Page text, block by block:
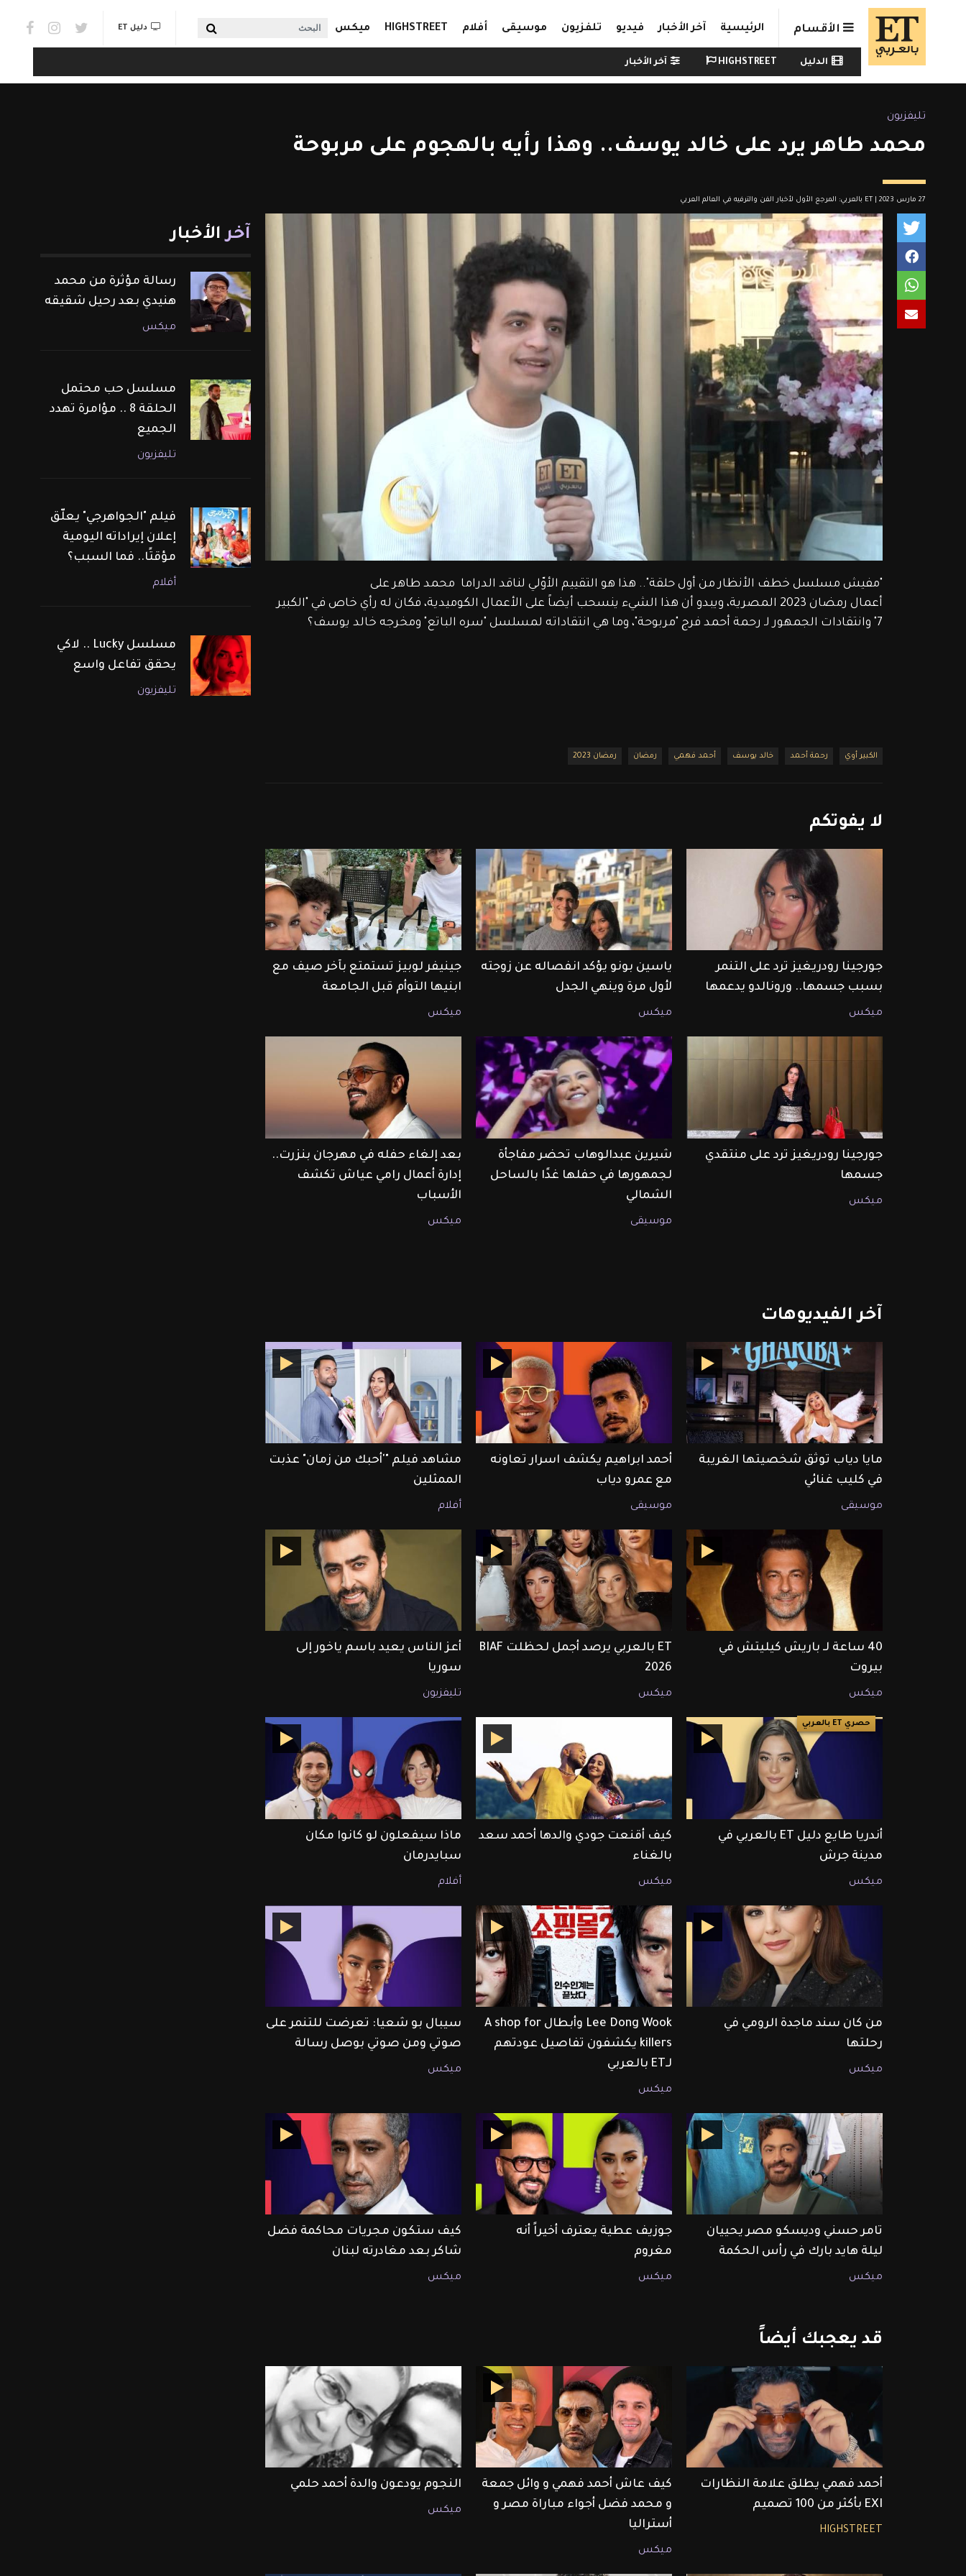
Skip to main content
الأقسام الرئيسية آخر الأخبار فيديو تلفزيون موسيقى أفلام HIGHSTREET ميكس البحث links & Watch
دليل ET
Watch menu
الدليل HIGHSTREET آخر الأخبار
تليفزيون
محمد طاهر يرد على خالد يوسف.. وهذا رأيه بالهجوم على مربوحة
27 مارس 2023 | ET بالعربي: المرجع الأول لأخبار الفن والترفيه في العالم العربي
"مفيش مسلسل خطف الأنظار من أول حلقة".. هذا هو التقييم الأوّلي لناقد الدراما  محمد طاهر على
أعمال رمضان 2023 المصرية، ويبدو أن هذا الشيء ينسحب أيضاً على الأعمال الكوميدية، فكان له رأي خاص في "الكبير
7" وانتقادات الجمهور لـ رحمة أحمد فرج "مربوحة"، وما هي انتقاداته لمسلسل "سره الباتع" ومخرجه خالد يوسف؟
الكبير أوي رحمة أحمد خالد يوسف أحمد فهمي رمضان رمضان 2023
لا يفوتكم
جورجينا رودريغيز ترد على التنمر
بسبب جسمها.. ورونالدو يدعمها
ميكس
ياسين بونو يؤكد انفصاله عن زوجته
لأول مرة وينهي الجدل
ميكس
جينيفر لوبيز تستمتع بآخر صيف مع
ابنيها التوأم قبل الجامعة
ميكس
جورجينا رودريغيز ترد على منتقدي
جسمها
ميكس
شيرين عبدالوهاب تحضر مفاجأة
لجمهورها في حفلها غدًا بالساحل
الشمالي
موسيقى
بعد إلغاء حفله في مهرجان بنزرت..
إدارة أعمال رامي عياش تكشف
الأسباب
ميكس
آخر الفيديوهات
مايا دياب توثق شخصيتها الغريبة
في كليب غنائي
موسيقى
أحمد ابراهيم يكشف اسرار تعاونه
مع عمرو دياب
موسيقى
مشاهد فيلم "'أحبك من زمان" عذبت
الممثلين
أفلام
40 ساعة لـ باريش كيليتش في
بيروت
ميكس
ET بالعربي يرصد أجمل لحظلت BIAF
2026
ميكس
أعز الناس يعيد باسم ياخور إلى
سوريا
تليفزيون
حصري ET بالعربي
أندريا طايع دليل ET بالعربي في
مدينة جرش
ميكس
كيف أقنعت جودي والدها أحمد سعد
بالغناء
ميكس
ماذا سيفعلون لو كانوا مكان
سبايدرمان
أفلام
من كان سند ماجدة الرومي في
رحلتها
ميكس
Lee Dong Wook وأبطال A shop for
killers يكشفون تفاصيل عودتهم
لـET بالعربي
ميكس
سيبال بو شعيا: تعرضت للتنمر على
صوتي ومن صوتي بوصل رسالة
ميكس
تامر حسني وديسكو مصر يحييان
ليلة هايد بارك في رأس الحكمة
ميكس
جوزيف عطية يعترف أخيراً أنه
مغروم
ميكس
كيف ستكون مجريات محاكمة فضل
شاكر بعد مغادرته لبنان
ميكس
قد يعجبك أيضاً
أحمد فهمي يطلق علامة النظارات
EXI بأكثر من 100 تصميم
HIGHSTREET
كيف عاش أحمد فهمي و وائل جمعة
و محمد فضل أجواء مباراة مصر و
أستراليا
ميكس
النجوم يودعون والدة أحمد حلمي
ميكس
آخر الأخبار
رسالة مؤثرة من محمد
هنيدي بعد رحيل شقيقه
ميكس
مسلسل حب محتمل
الحلقة 8 .. مؤامرة تهدد
الجميع
تليفزيون
فيلم "الجواهرجي" يعلّق
إعلان إيراداته اليومية
مؤقتًا.. فما السبب؟
أفلام
مسلسل Lucky .. لاكي
يحقق تفاعل واسع
تليفزيون